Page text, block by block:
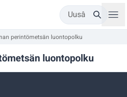
Uusâ
perintömetsän luontopolku
luontopolku